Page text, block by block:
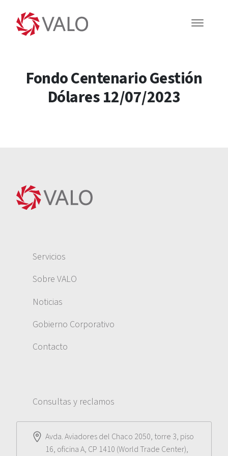
Fondo Centenario Gestión
Dólares 12/07/2023
Servicios
Sobre VALO
Noticias
Gobierno Corporativo
Contacto
Consultas y reclamos
Avda. Aviadores del Chaco 2050, torre 3, piso
16, oficina A, CP 1410 (World Trade Center),